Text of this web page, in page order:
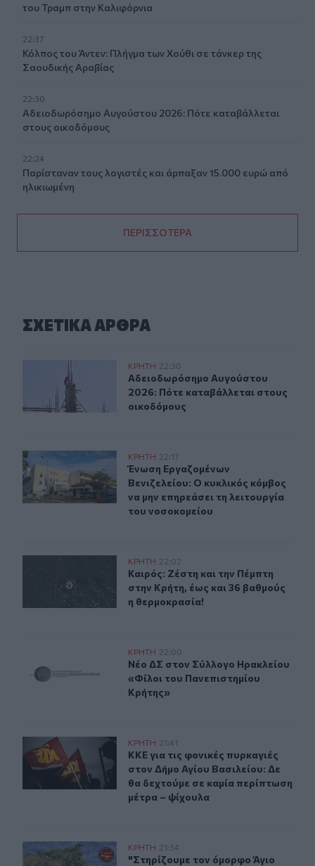
του Τραμπ στην Καλιφόρνια
22:37
Κόλπος του Άντεν: Πλήγμα των Χούθι σε τάνκερ της
Σαουδικής Αραβίας
22:30
Αδειοδωρόσημο Αυγούστου 2026: Πότε καταβάλλεται
στους οικοδόμους
22:24
Παρίσταναν τους λογιστές και άρπαξαν 15.000 ευρώ από
ηλικιωμένη
ΠΕΡΙΣΣΟΤΕΡΑ
ΣΧΕΤΙΚA AΡΘΡΑ
Αδειοδωρόσημο Αυγούστου 2026: Πότε καταβάλλεται
ΚΡΗΤΗ 22:30
Αδειοδωρόσημο Αυγούστου 2026:
Αδειοδωρόσημο Αυγούστου
2026: Πότε καταβάλλεται στους
οικοδόμους
Ένωση Εργαζομένων Βενιζελείου: Ο κυκλικός κόμβος
ΚΡΗΤΗ 22:17
Ένωση Εργαζομένων Βενιζελείου:
Ένωση Εργαζομένων
Βενιζελείου: Ο κυκλικός κόμβος
να μην επηρεάσει τη λειτουργία
του νοσοκομείου
Καιρός: Ζέστη και την Πέμπτη στην Κρήτη, έως και 36
ΚΡΗΤΗ 22:02
Καιρός: Ζέστη και την Πέμπτη
Καιρός: Ζέστη και την Πέμπτη
στην Κρήτη, έως και 36 βαθμούς
η θερμοκρασία!
Νέο ΔΣ στον Σύλλογο Ηρακλείου «Φίλοι του
ΚΡΗΤΗ 22:00
Νέο ΔΣ στον Σύλλογο Ηρακλείου
Νέο ΔΣ στον Σύλλογο Ηρακλείου
«Φίλοι του Πανεπιστημίου
Κρήτης»
ΚΚΕ για τις φονικές πυρκαγιές στον Δήμο Αγίου
ΚΡΗΤΗ 21:41
ΚΚΕ για τις φονικές πυρκαγιές
ΚΚΕ για τις φονικές πυρκαγιές
στον Δήμο Αγίου Βασιλείου: Δε
θα δεχτούμε σε καμία περίπτωση
μέτρα – ψίχουλα
"Στηρίζουμε τον όμορφο Άγιο Βασίλειο" - Κάλεσμα να
ΚΡΗΤΗ 21:34
"Στηρίζουμε τον όμορφο Άγιο
"Στηρίζουμε τον όμορφο Άγιο